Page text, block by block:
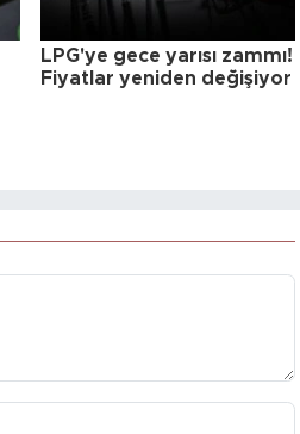
LPG'ye gece yarısı zammı!
Fiyatlar yeniden değişiyor